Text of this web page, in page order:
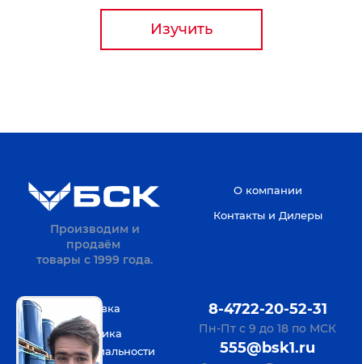
Изучить
Производим и
продаём
товары с 1999 года.
О компании
Контакты и Дилеры
Доставка
Политика
конфиденциальности
8-4722-20-52-31
Пн-Пт с 9 до 18 по МСК
555@bsk1.ru